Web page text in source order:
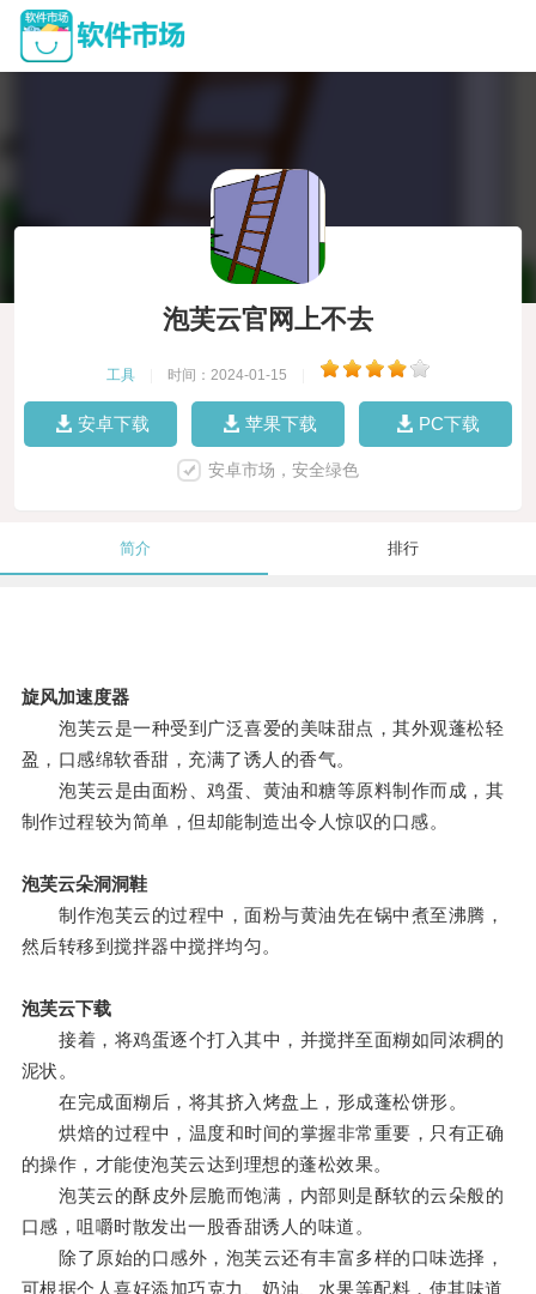
泡芙云官网上不去
工具 时间：2024-01-15
安卓下载 苹果下载 PC下载
安卓市场，安全绿色
简介 排行
旋风加速度器
泡芙云是一种受到广泛喜爱的美味甜点，其外观蓬松轻
盈，口感绵软香甜，充满了诱人的香气。
泡芙云是由面粉、鸡蛋、黄油和糖等原料制作而成，其
制作过程较为简单，但却能制造出令人惊叹的口感。
泡芙云朵洞洞鞋
制作泡芙云的过程中，面粉与黄油先在锅中煮至沸腾，
然后转移到搅拌器中搅拌均匀。
泡芙云下载
接着，将鸡蛋逐个打入其中，并搅拌至面糊如同浓稠的
泥状。
在完成面糊后，将其挤入烤盘上，形成蓬松饼形。
烘焙的过程中，温度和时间的掌握非常重要，只有正确
的操作，才能使泡芙云达到理想的蓬松效果。
泡芙云的酥皮外层脆而饱满，内部则是酥软的云朵般的
口感，咀嚼时散发出一股香甜诱人的味道。
除了原始的口感外，泡芙云还有丰富多样的口味选择，
可根据个人喜好添加巧克力、奶油、水果等配料，使其味道